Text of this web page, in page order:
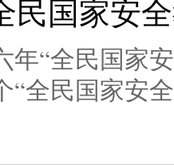
家安全教育“
民国家安
年“全民国家
“全民国家安